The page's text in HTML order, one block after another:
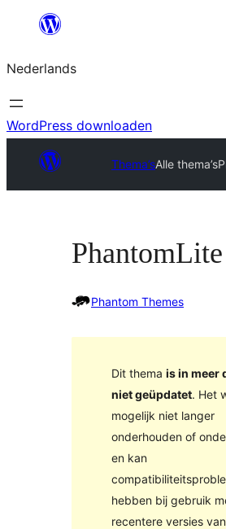
de
inhoud
Nederlands
WordPress downloaden
Thema’sAlle thema’s
PhantomLite
Phantom Themes
Dit thema is in meer
niet geüpdatet. Het
mogelijk niet langer
onderhouden of
en kan
hebben bij gebruik
recentere versies van